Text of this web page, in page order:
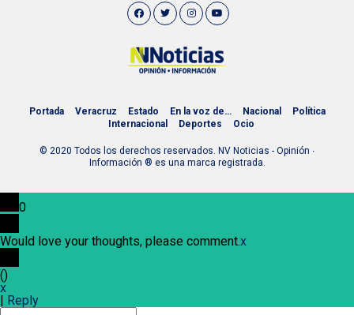
Portada Veracruz Estado En la voz de… Nacional
Política
Internacional
Deportes Ocio
© 2020 Todos los derechos reservados. NV Noticias - Opinión ∙
Información ® es una marca registrada.
0
Would love your thoughts, please comment.x
()
x
Reply